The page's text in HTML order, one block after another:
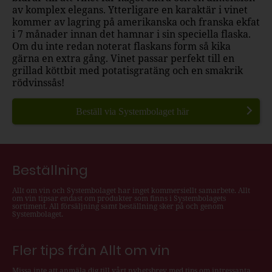
av komplex elegans. Ytterligare en karaktär i vinet
kommer av lagring på amerikanska och franska ekfat
i 7 månader innan det hamnar i sin speciella flaska.
Om du inte redan noterat flaskans form så kika
gärna en extra gång. Vinet passar perfekt till en
grillad köttbit med potatisgratäng och en smakrik
rödvinssås!
Beställ via Systembolaget här
Beställning
Allt om vin och Systembolaget har inget kommersiellt samarbete. Allt
om vin tipsar endast om produkter som finns i Systembolagets
sortiment. All försäljning samt beställning sker på och genom
Systembolaget.
Fler tips från Allt om vin